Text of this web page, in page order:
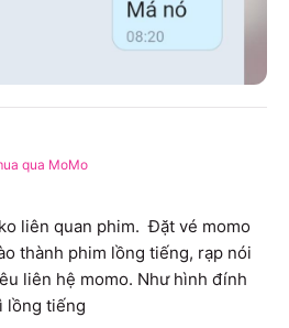
qua MoMo
liên quan phim.  Đặt vé momo
thành phim lồng tiếng, rạp nói
liên hệ momo. Như hình đính
lồng tiếng